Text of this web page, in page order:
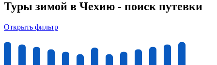
Туры зимой в Чехию - поиск путевки
Открыть фильтр